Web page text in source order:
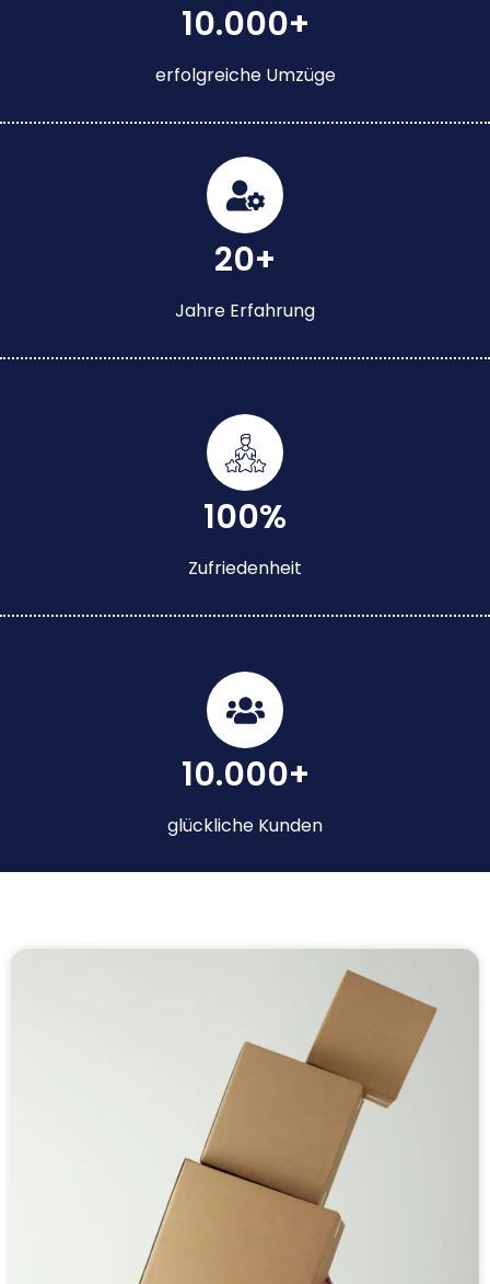
10.000+
erfolgreiche Umzüge
20+
Jahre Erfahrung
100%
Zufriedenheit
10.000+
glückliche Kunden